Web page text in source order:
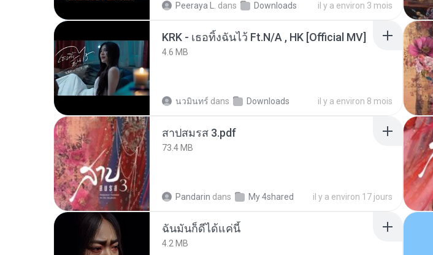
Peeraya L. dans Downloads il y a environ 3 mois
KRK - เธอทิ้งฉันไว้ Ft.N/A , HK [Official MV]
4.6 MB
นวมินทร์ dans Downloads il y a environ 8 mois
สาปสมรส 3.pdf
73.4 MB
Pandarin dans My 4shared il y a environ 17 jours
ฉันมันก็ดีได้แค่นี้
4.2 MB